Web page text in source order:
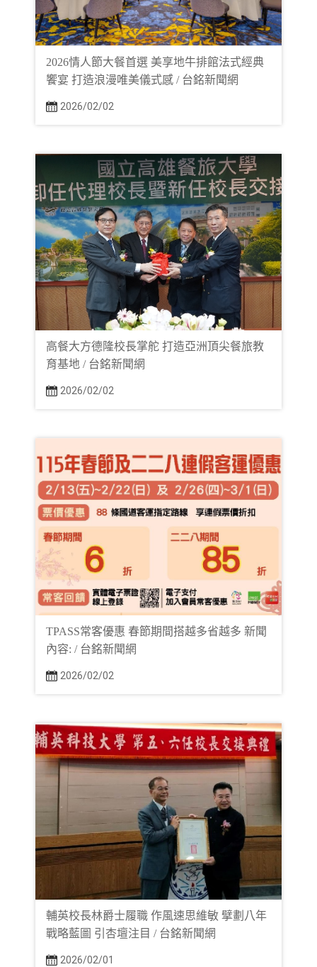
2026情人節大餐首選 美享地牛排館法式經典
饗宴 打造浪漫唯美儀式感 / 台銘新聞網
2026/02/02
高餐大方德隆校長掌舵 打造亞洲頂尖餐旅教
育基地 / 台銘新聞網
2026/02/02
TPASS常客優惠 春節期間搭越多省越多 新聞
內容: / 台銘新聞網
2026/02/02
輔英校長林爵士履職 作風速思維敏 擘劃八年
戰略藍圖 引杏壇注目 / 台銘新聞網
2026/02/01